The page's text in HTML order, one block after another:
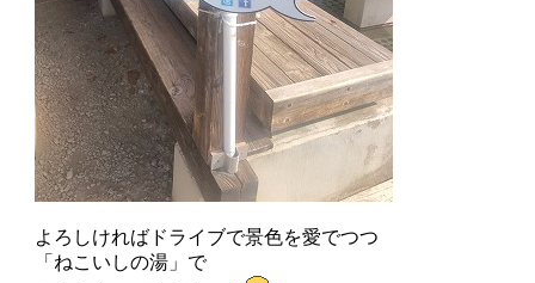
よろしければドライブで景色を愛でつつ
「ねこいしの湯」で